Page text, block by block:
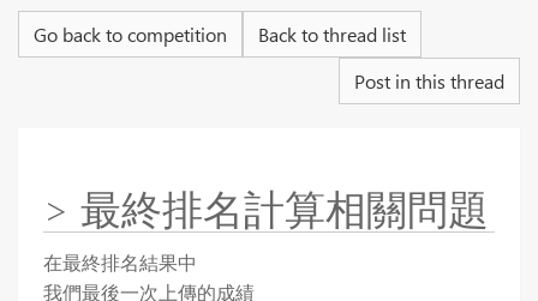
Go back to competition
Back to thread list
Post in this thread
> 最終排名計算相關問題
在最終排名結果中
我們最後一次上傳的成績